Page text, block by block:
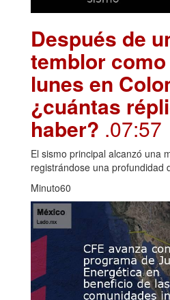
Después de
temblor
lunes en
¿cuántas
haber? .07:57
El sismo principal alcanzó una
registrándose una profundidad
Minuto60